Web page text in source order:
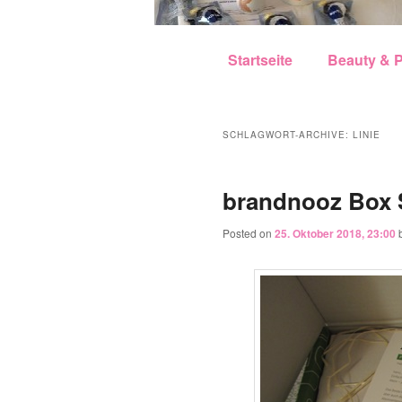
Zum Inhalt wechseln
Zum sekundären Inhalt
Startseite Beauty &
SCHLAGWORT-ARCHIVE: LINIE
brandnooz Box
Posted on 25. Oktober 2018, 23:00